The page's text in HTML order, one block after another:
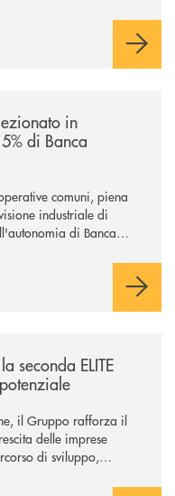
per ampliare l’offerta e
in
di Banca
comuni, piena
industriale di
di Banca
dell’operazione.
seconda ELITE
il Gruppo rafforza il
delle imprese
di sviluppo,